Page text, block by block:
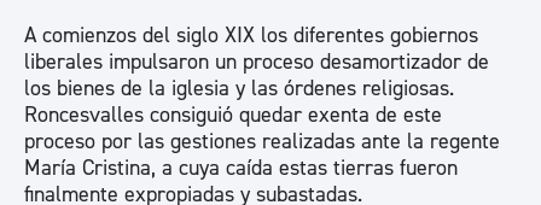
A comienzos del siglo XIX los diferentes gobiernos
liberales impulsaron un proceso desamortizador de
los bienes de la iglesia y las órdenes religiosas.
Roncesvalles consiguió quedar exenta de este
proceso por las gestiones realizadas ante la regente
María Cristina, a cuya caída estas tierras fueron
finalmente expropiadas y subastadas.